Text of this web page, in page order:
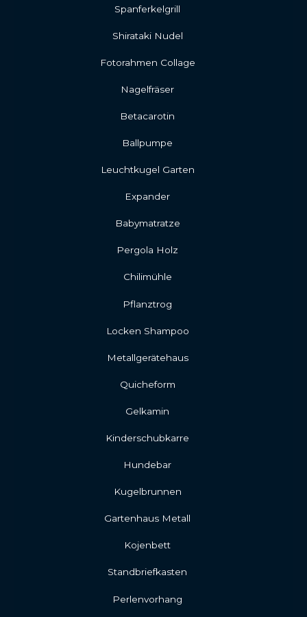
Spanferkelgrill
Shirataki Nudel
Fotorahmen Collage
Nagelfräser
Betacarotin
Ballpumpe
Leuchtkugel Garten
Expander
Babymatratze
Pergola Holz
Chilimühle
Pflanztrog
Locken Shampoo
Metallgerätehaus
Quicheform
Gelkamin
Kinderschubkarre
Hundebar
Kugelbrunnen
Gartenhaus Metall
Kojenbett
Standbriefkasten
Perlenvorhang